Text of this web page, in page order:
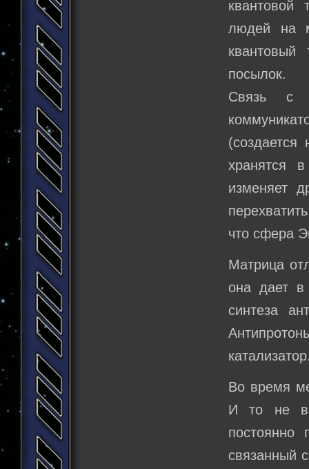
квантовой
людей на
посылок.
Связь с
(создается
хранятся
изменяет
что сфера
Матрица
она дает в
синтеза
Во время
И то не
постоянно
связанный